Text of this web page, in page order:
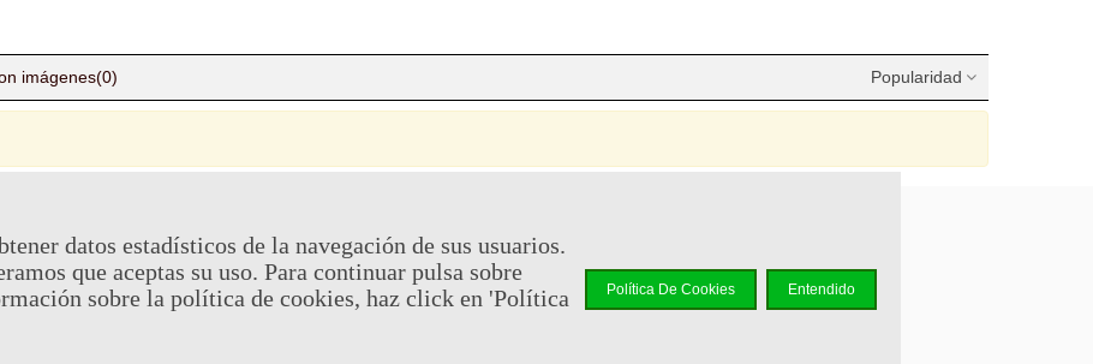
imágenes(0) Popularidad
Y DEVOLUCIONES
económicos en 24h a través de diversos
entrega de lunes a viernes no festivos, si
Teléfono y Whatsapp +34 644 110 737
email: atencionalcliente@cuernavilla.com
datos estadísticos de la navegación de sus usuarios.
que aceptas su uso. Para continuar pulsa sobre
sobre la política de cookies, haz click en 'Política
Política De Cookies Entendido